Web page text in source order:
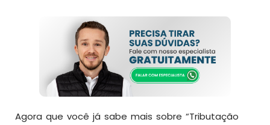
Agora que você já sabe mais sobre “Tributação